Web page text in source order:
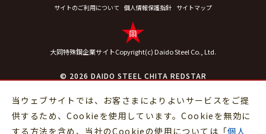
サイトのご利用について 個人情報保護指針 サイトマップ
大同特殊鋼企業サイトCopyright(c) Daido Steel Co., Ltd.
© 2026 DAIDO STEEL CHITA REDSTAR
当ウェブサイトでは、お客さまによりよいサービスをご提
供するため、Cookieを使用しています。Cookieを無効に
する方法を含め、当社のCookieの使用については「個人